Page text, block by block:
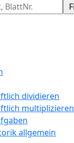
dividieren
multiplizieren
allgemein